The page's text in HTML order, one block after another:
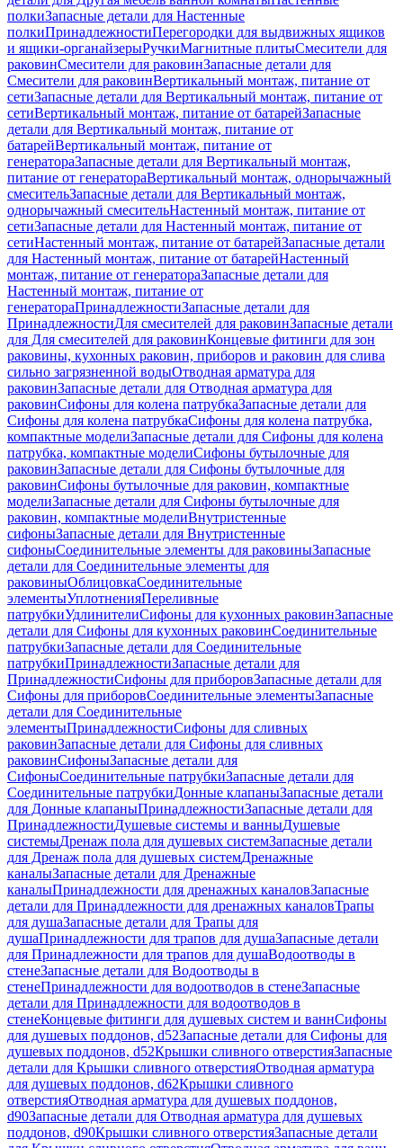
полкиЗапасные детали для Настенные
полкиПринадлежностиПерегородки для выдвижных ящиков
и ящики-органайзерыРучкиМагнитные плитыСмесители для
раковинСмесители для раковинЗапасные детали для
Смесители для раковинВертикальный монтаж, питание от
сетиЗапасные детали для Вертикальный монтаж, питание от
сетиВертикальный монтаж, питание от батарейЗапасные
детали для Вертикальный монтаж, питание от
батарейВертикальный монтаж, питание от
генератораЗапасные детали для Вертикальный монтаж,
питание от генератораВертикальный монтаж, однорычажный
смесительЗапасные детали для Вертикальный монтаж,
однорычажный смесительНастенный монтаж, питание от
сетиЗапасные детали для Настенный монтаж, питание от
сетиНастенный монтаж, питание от батарейЗапасные детали
для Настенный монтаж, питание от батарейНастенный
монтаж, питание от генератораЗапасные детали для
Настенный монтаж, питание от
генератораПринадлежностиЗапасные детали для
ПринадлежностиДля смесителей для раковинЗапасные детали
для Для смесителей для раковинКонцевые фитинги для зон
раковины, кухонных раковин, приборов и раковин для слива
сильно загрязненной водыОтводная арматура для
раковинЗапасные детали для Отводная арматура для
раковинСифоны для колена патрубкаЗапасные детали для
Сифоны для колена патрубкаСифоны для колена патрубка,
компактные моделиЗапасные детали для Сифоны для колена
патрубка, компактные моделиСифоны бутылочные для
раковинЗапасные детали для Сифоны бутылочные для
раковинСифоны бутылочные для раковин, компактные
моделиЗапасные детали для Сифоны бутылочные для
раковин, компактные моделиВнутристенные
сифоныЗапасные детали для Внутристенные
сифоныСоединительные элементы для раковиныЗапасные
детали для Соединительные элементы для
раковиныОблицовкаСоединительные
элементыУплотненияПереливные
патрубкиУдлинителиСифоны для кухонных раковинЗапасные
детали для Сифоны для кухонных раковинСоединительные
патрубкиЗапасные детали для Соединительные
патрубкиПринадлежностиЗапасные детали для
ПринадлежностиСифоны для приборовЗапасные детали для
Сифоны для приборовСоединительные элементыЗапасные
детали для Соединительные
элементыПринадлежностиСифоны для сливных
раковинЗапасные детали для Сифоны для сливных
раковинСифоныЗапасные детали для
СифоныСоединительные патрубкиЗапасные детали для
Соединительные патрубкиДонные клапаныЗапасные детали
для Донные клапаныПринадлежностиЗапасные детали для
ПринадлежностиДушевые системы и ванныДушевые
системыДренаж пола для душевых системЗапасные детали
для Дренаж пола для душевых системДренажные
каналыЗапасные детали для Дренажные
каналыПринадлежности для дренажных каналовЗапасные
детали для Принадлежности для дренажных каналовТрапы
для душаЗапасные детали для Трапы для
душаПринадлежности для трапов для душаЗапасные детали
для Принадлежности для трапов для душаВодоотводы в
стенеЗапасные детали для Водоотводы в
стенеПринадлежности для водоотводов в стенеЗапасные
детали для Принадлежности для водоотводов в
стенеКонцевые фитинги для душевых систем и ваннСифоны
для душевых поддонов, d52Запасные детали для Сифоны для
душевых поддонов, d52Крышки сливного отверстияЗапасные
детали для Крышки сливного отверстияОтводная арматура
для душевых поддонов, d62Крышки сливного
отверстияОтводная арматура для душевых поддонов,
d90Запасные детали для Отводная арматура для душевых
поддонов, d90Крышки сливного отверстияЗапасные детали